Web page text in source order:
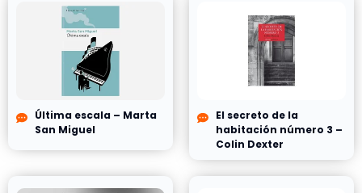
Última escala – Marta
San Miguel
El secreto de la
habitación número 3 –
Colin Dexter